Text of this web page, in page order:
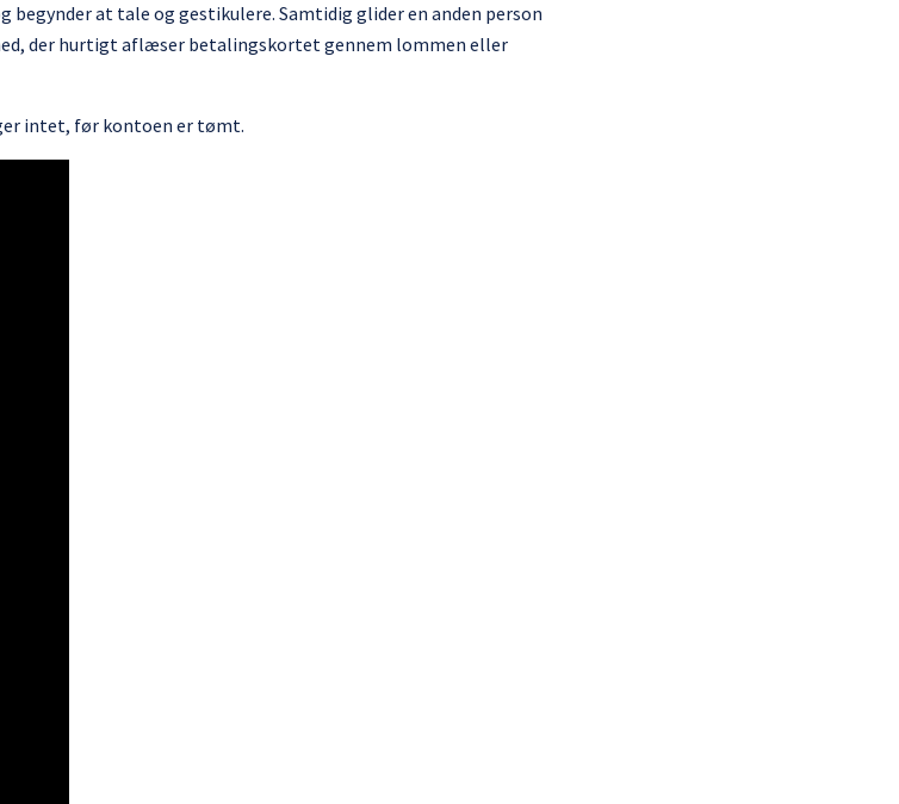
at tale og gestikulere. Samtidig glider en anden person
der hurtigt aflæser betalingskortet gennem lommen eller
intet, før kontoen er tømt.